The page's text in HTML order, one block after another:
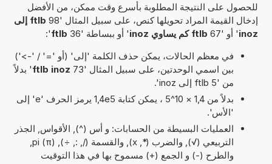
للحصول على النتيجة المطلوبة بأسرع وقت ممكن، من الأفضل
إدخال القيمة المراد تحويلها كنص، على سبيل المثال '98
ftlb إلى
inoz' أو '67 ftlb كم يساوي inoz ' أو ببساطة '36 ftlb
':
في معظم الحالات، يمكن حذف الكلمة 'إلى' (أو '=' / '->')
بين اسمي الوحدتين، على سبيل المثال '73
ftlb inoz' بدلاً
من '5 ftlb إلى inoz'.
بدلاً من 1,4 × 10^5 ، يمكن كتابة 1,4e5 يرمز الحرف 'e' إلى
'الأس'.
العمليات البسيطة من الحسابات: و أس (^), الأقواس, الجذر
والطرح (-) و الجمع (+) مسموح بها في هذا التوقيت